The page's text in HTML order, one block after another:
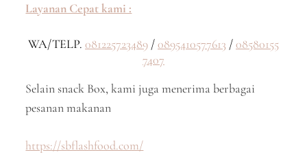
Layanan Cepat kami :
WA/TELP. 081225723489 /0895410577613 /08580155
7407
Selain snack Box, kami juga menerima berbagai
pesanan makanan
https://sbflashfood.com/